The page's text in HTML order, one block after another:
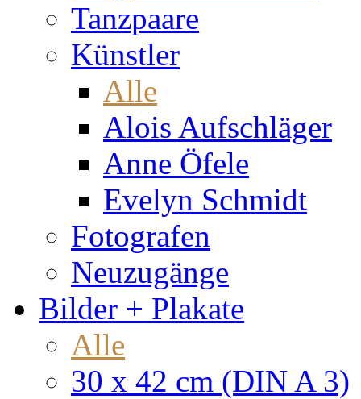
Tanzpaare
Künstler
Alle
Alois Aufschläger
Anne Öfele
Evelyn Schmidt
Fotografen
Neuzugänge
Bilder + Plakate
Alle
30 x 42 cm (DIN A 3)